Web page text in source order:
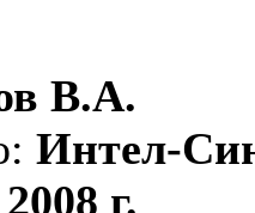
В.А.
Интел-
2008 г.